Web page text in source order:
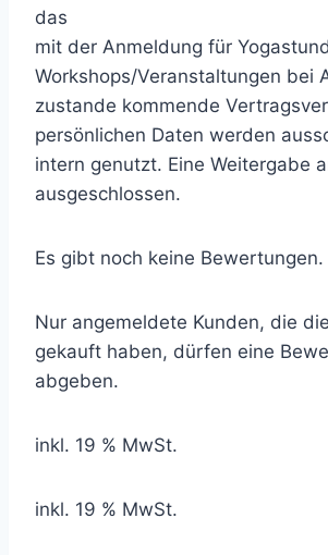
das
mit der Anmeldung für
Workshops/Veranstaltungen bei
zustande kommende
persönlichen Daten werden
intern genutzt. Eine Weitergabe
ausgeschlossen.
Es gibt noch keine Bewertungen.
Nur angemeldete Kunden, die
gekauft haben, dürfen eine
abgeben.
inkl. 19 % MwSt.
inkl. 19 % MwSt.